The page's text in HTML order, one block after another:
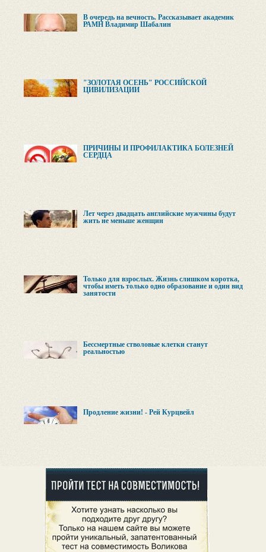
В очередь на вечность. Рассказывает академик
РАМН Владимир Шабалин
"ЗОЛОТАЯ ОСЕНЬ" РОССИЙСКОЙ
ЦИВИЛИЗАЦИИ
ПРИЧИНЫ И ПРОФИЛАКТИКА БОЛЕЗНЕЙ
СЕРДЦА
Лет через двадцать английские мужчины будут
жить не меньше женщин
Только для взрослых. Жизнь слишком коротка,
чтобы иметь только одно образование и один вид
занятости
Бессмертные стволовые клетки станут
реальностью
Продление жизни! - Рей Курцвейл